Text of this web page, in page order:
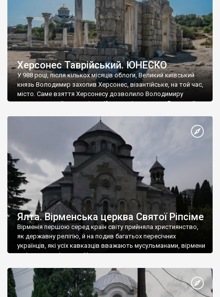
Херсонес Таврійський. ЮНЕСКО
У 988 році, після кількох місяців облоги, Великий київський
князь Володимир захопив Херсонес, візантійське, на той час,
місто. Саме взяття Херсонесу дозволило Володимиру
диктувати свої умови візантійському імператору Василю ІІ, та
Херсонесі Володимир-язичник, став Василем-християнином.
А потім було Хрещення Русі. На честь Херсонесу Таврійського
Ялта. Вірменська церква Святої Ріпсіме
Вірменія першою серед країн світу прийняла християнство,
як державну релігію, й на подив багатьох пересічних
українців, які усіх кавказців вважають мусульманами, вірмени
є відданими вірянами Христа